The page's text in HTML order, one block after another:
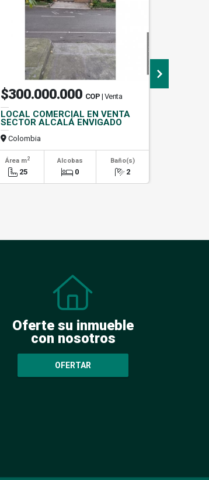
$300.000.000 COP | Venta
LOCAL COMERCIAL EN VENTA
SECTOR ALCALÁ ENVIGADO
Colombia
Área m2
25
Alcobas
0
Baño(s)
2
Oferte su inmueble
con nosotros
OFERTAR